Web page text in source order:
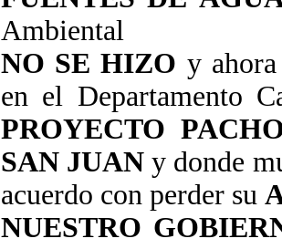
Ambiental
NO SE HIZO y
en el Departamento
PROYECTO
SAN JUAN y donde
acuerdo con perder su
NUESTRO